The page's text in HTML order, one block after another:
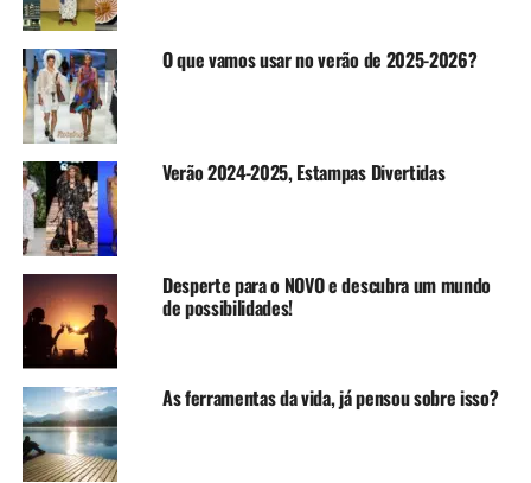
O que vamos usar no verão de 2025-2026?
Verão 2024-2025, Estampas Divertidas
Desperte para o NOVO e descubra um mundo
de possibilidades!
As ferramentas da vida, já pensou sobre isso?